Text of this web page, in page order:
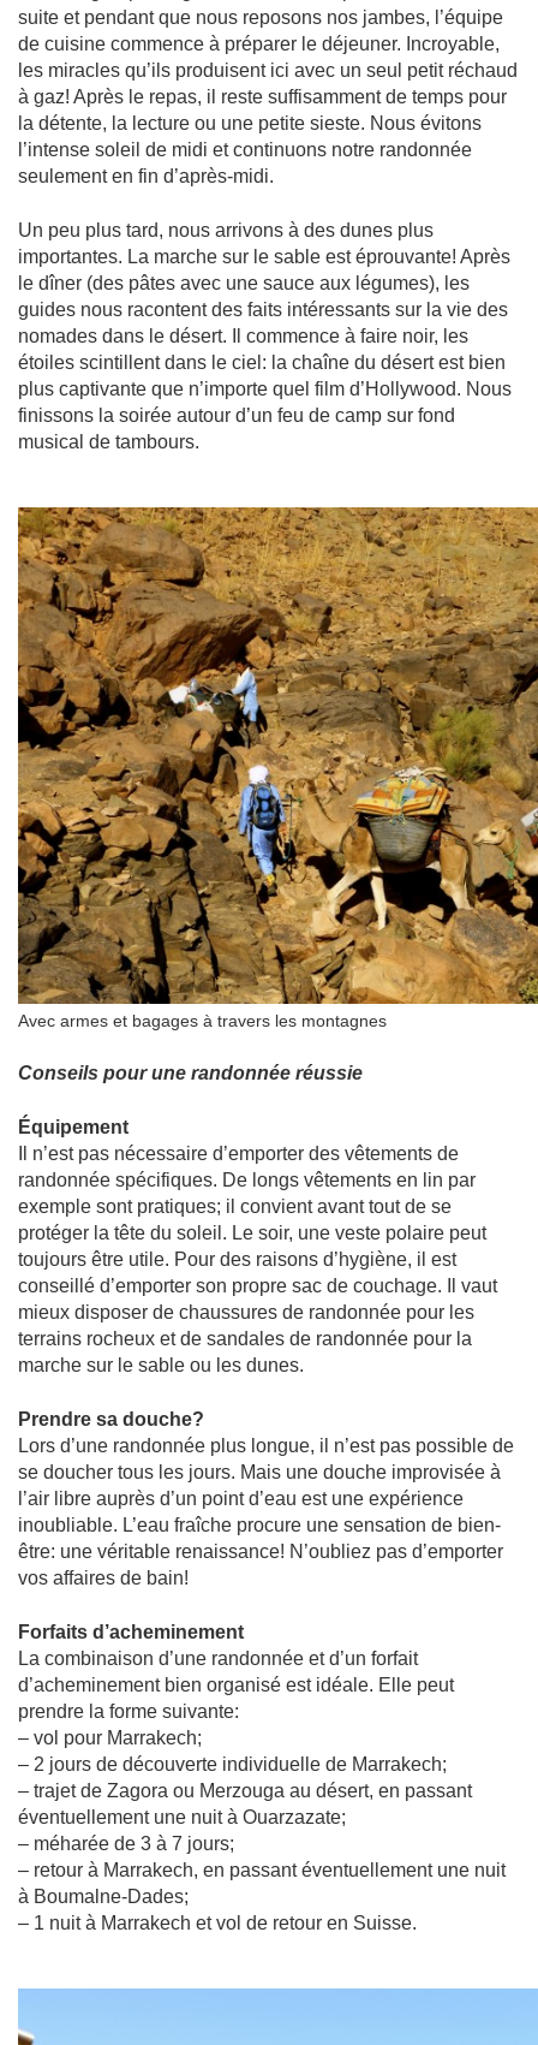
suite et pendant que nous reposons nos jambes, l’équipe
de cuisine commence à préparer le déjeuner. Incroyable,
les miracles qu’ils produisent ici avec un seul petit réchaud
à gaz! Après le repas, il reste suffisamment de temps pour
la détente, la lecture ou une petite sieste. Nous évitons
l’intense soleil de midi et continuons notre randonnée
seulement en fin d’après-midi.
Un peu plus tard, nous arrivons à des dunes plus
importantes. La marche sur le sable est éprouvante! Après
le dîner (des pâtes avec une sauce aux légumes), les
guides nous racontent des faits intéressants sur la vie des
nomades dans le désert. Il commence à faire noir, les
étoiles scintillent dans le ciel: la chaîne du désert est bien
plus captivante que n’importe quel film d’Hollywood. Nous
finissons la soirée autour d’un feu de camp sur fond
musical de tambours.
Avec armes et bagages à travers les montagnes
Conseils pour une randonnée réussie
Équipement
Il n’est pas nécessaire d’emporter des vêtements de
randonnée spécifiques. De longs vêtements en lin par
exemple sont pratiques; il convient avant tout de se
protéger la tête du soleil. Le soir, une veste polaire peut
toujours être utile. Pour des raisons d’hygiène, il est
conseillé d’emporter son propre sac de couchage. Il vaut
mieux disposer de chaussures de randonnée pour les
terrains rocheux et de sandales de randonnée pour la
marche sur le sable ou les dunes.
Prendre sa douche?
Lors d’une randonnée plus longue, il n’est pas possible de
se doucher tous les jours. Mais une douche improvisée à
l’air libre auprès d’un point d’eau est une expérience
inoubliable. L’eau fraîche procure une sensation de bien-
être: une véritable renaissance! N’oubliez pas d’emporter
vos affaires de bain!
Forfaits d’acheminement
La combinaison d’une randonnée et d’un forfait
d’acheminement bien organisé est idéale. Elle peut
prendre la forme suivante:
– vol pour Marrakech;
– 2 jours de découverte individuelle de Marrakech;
– trajet de Zagora ou Merzouga au désert, en passant
éventuellement une nuit à Ouarzazate;
– méharée de 3 à 7 jours;
– retour à Marrakech, en passant éventuellement une nuit
à Boumalne-Dades;
– 1 nuit à Marrakech et vol de retour en Suisse.